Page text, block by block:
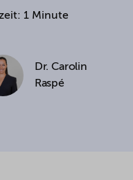
necessary"
optional cookies.
by clicking on
1 Minute
Dr. Carolin
Raspé